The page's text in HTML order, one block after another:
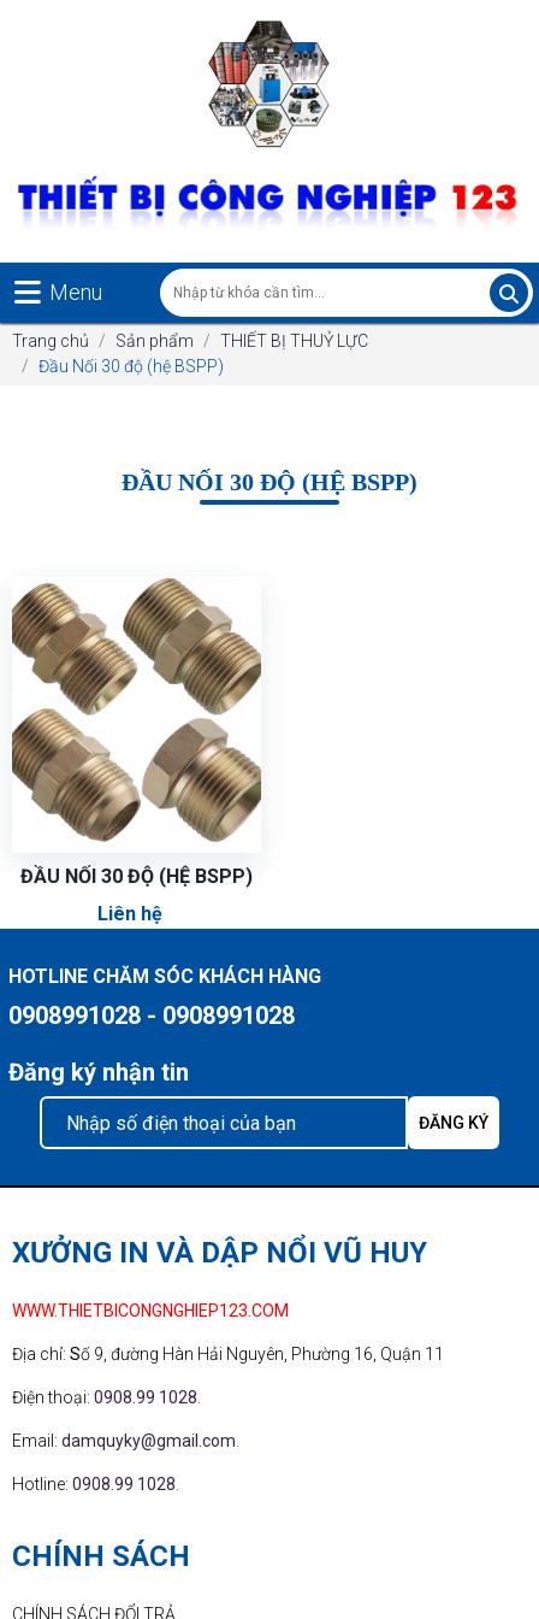
Menu
Trang chủ Sản phẩm
THIẾT BỊ THUỶ LỰC
Đầu Nối 30 độ (hệ BSPP)
ĐẦU NỐI 30 ĐỘ (HỆ BSPP)
ĐẦU NỐI 30 ĐỘ (HỆ BSPP)
Liên hệ
HOTLINE CHĂM SÓC KHÁCH HÀNG
0908991028 - 0908991028
Đăng ký nhận tin
XƯỞNG IN VÀ DẬP NỔI VŨ HUY
WWW.THIETBICONGNGHIEP123.COM
Địa chỉ: Số 9, đường Hàn Hải Nguyên, Phường 16, Quận 11
Điện thoại: 0908.99 1028.
Email: damquyky@gmail.com.
Hotline: 0908.99 1028.
CHÍNH SÁCH
CHÍNH SÁCH ĐỔI TRẢ